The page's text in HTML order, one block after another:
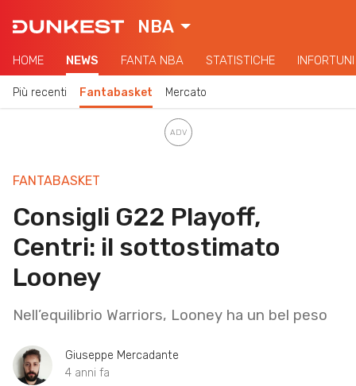
NBA
HOME NEWS FANTA NBA STATISTICHE INFORTUNI
Più recenti Fantabasket Mercato
FANTABASKET
Consigli G22 Playoff,
Centri: il sottostimato
Looney
Nell’equilibrio Warriors, Looney ha un bel peso
Giuseppe Mercadante
4 anni fa